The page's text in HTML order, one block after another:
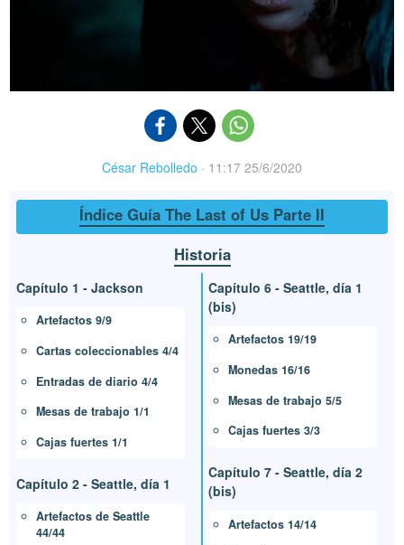
César Rebolledo · 11:17 25/6/2020
Índice Guía The Last of Us Parte II
Historia
Capítulo 1 - Jackson
Artefactos 9/9
Cartas coleccionables 4/4
Entradas de diario 4/4
Mesas de trabajo 1/1
Cajas fuertes 1/1
Capítulo 2 - Seattle, día 1
Artefactos de Seattle
44/44
Capítulo 6 - Seattle, día 1
(bis)
Artefactos 19/19
Monedas 16/16
Mesas de trabajo 5/5
Cajas fuertes 3/3
Capítulo 7 - Seattle, día 2
(bis)
Artefactos 14/14